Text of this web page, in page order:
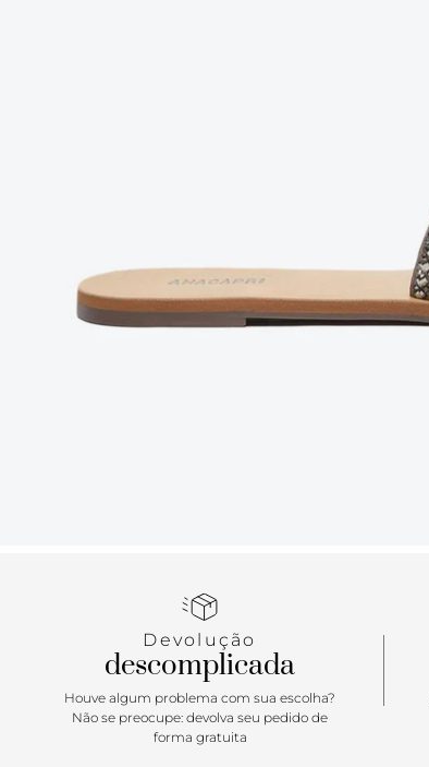
Devolução
descomplicada
Houve algum problema com sua escolha?
Não se preocupe: devolva seu pedido de
forma gratuita